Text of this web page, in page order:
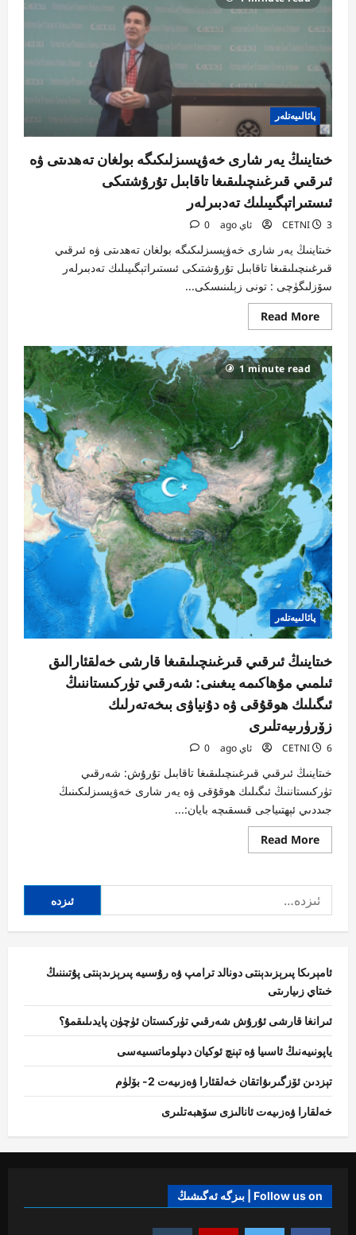
قىرغىنچىلىقىنى
ۋە
يوشۇرۇش
ئۇرۇنۇشلىرى
پائالىيەتلەر
خىتاينىڭ يەر شارى خەۋپسىزلىكىگە بولغان تەھدىتى ۋە
ئىرقىي قىرغىنچىلىقىغا تاقابىل تۇرۇشتىكى
ئىستىراتېگىيىلىك تەدبىرلەر
CETNI 3 ئاي ago 0
خىتاينىڭ يەر شارى خەۋپسىزلىكىگە بولغان تەھدىتى ۋە ئىرقىي
قىرغىنچىلىقىغا تاقابىل تۇرۇشتىكى ئىستىراتېگىيىلىك تەدبىرلەر
سۆزلىگۈچى : تونى زېلىنىسكى...
Read More
more
خىتاينىڭ
يەر
شارى
خەۋپسىزلىكىگە
بولغان
تەھدىتى
ۋە
ئىرقىي
قىرغىنچىلىقىغا
تاقابىل
تۇرۇشتىكى
ئىستىراتېگىيىلىك
تەدبىرلەر
1 minute read
پائالىيەتلەر
خىتاينىڭ ئىرقىي قىرغىنچىلىقىغا قارشى خەلقئارالىق
ئىلمىي مۇھاكىمە يىغىنى: شەرقىي تۈركىستاننىڭ
ئىگىلىك ھوقۇقى ۋە دۇنياۋى بىخەتەرلىك
زۆرۈرىيەتلىرى
CETNI 6 ئاي ago 0
خىتاينىڭ ئىرقىي قىرغىنچىلىقىغا تاقابىل تۇرۇش: شەرقىي
تۈركىستاننىڭ ئىگىلىك ھوقۇقى ۋە يەر شارى خەۋپسىزلىكىنىڭ
جىددىي ئېھتىياجى قىسقىچە بايان:...
Read More
more
ئىرقىي
خەلقئارالىق
ئىلمىي
تۈركىستاننىڭ
ئىگىلىك
ۋە
دۇنياۋى
بىخەتەرلىك
زۆرۈرىيەتلىرى
ئىزدە:
ئامېرىكا پىرېزىدېنتى دونالد ترامپ ۋە رۇسىيە پىرېزىدېنتى پۇتىننىڭ
خىتاي زىيارىتى
ئىرانغا قارشى ئۇرۇش شەرقىي تۈركىستان ئۈچۈن پايدىلىقمۇ؟
ياپونىيەنىڭ ئاسىيا ۋە تېنچ ئوكيان دىپلوماتسىيەسى
تېزدىن ئۆزگىرىۋاتقان خەلقئارا ۋەزىيەت 2- بۆلۈم
خەلقارا ۋەزىيەت ئانالىزى سۆھبەتلىرى
Follow us on | بىزگە ئەگىشىڭ